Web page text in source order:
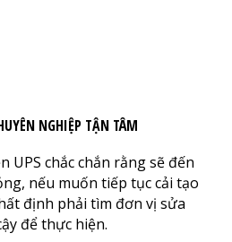
NGHIỆP TẬN TÂM
UPS chắc chắn rằng sẽ đến
nếu muốn tiếp tục cải tạo
định phải tìm đơn vị sửa
để thực hiện.